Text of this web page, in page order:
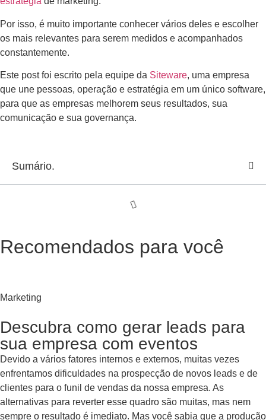
Por isso, é muito importante conhecer vários deles e escolher
os mais relevantes para serem medidos e acompanhados
constantemente.
Este post foi escrito pela equipe da Siteware, uma empresa
que une pessoas, operação e estratégia em um único software,
para que as empresas melhorem seus resultados, sua
comunicação e sua governança.
Sumário.
Recomendados para você
Marketing
Descubra como gerar leads para
sua empresa com eventos
Devido a vários fatores internos e externos, muitas vezes
enfrentamos dificuldades na prospecção de novos leads e de
clientes para o funil de vendas da nossa empresa. As
alternativas para reverter esse quadro são muitas, mas nem
sempre o resultado é imediato. Mas você sabia que a produção